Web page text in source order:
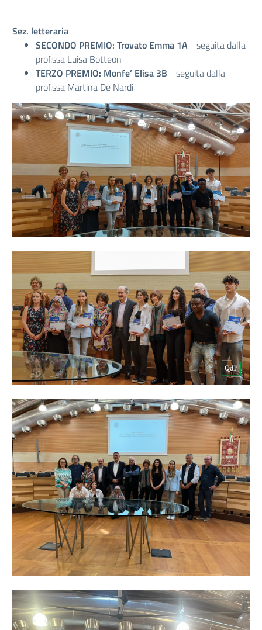
Sez. letteraria
SECONDO PREMIO: Trovato Emma 1A - seguita dalla
prof.ssa Luisa Botteon
TERZO PREMIO: Monfe’ Elisa 3B - seguita dalla
prof.ssa Martina De Nardi